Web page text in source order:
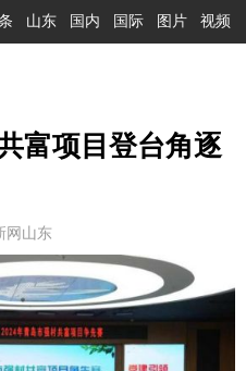
山东 国内 国际 图片 视频
富项目登台角逐
网山东